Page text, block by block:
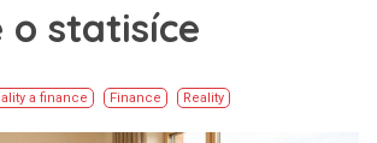
o statisíce
a finance Finance Reality